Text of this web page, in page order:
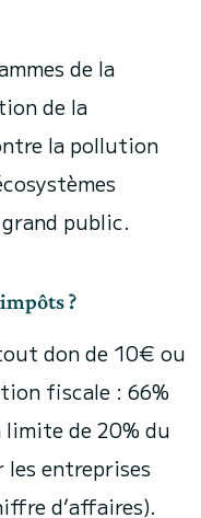
de la
de la
la pollution
public.
?
don de 10€ ou
fiscale : 66%
de 20% du
les entreprises
d’affaires).